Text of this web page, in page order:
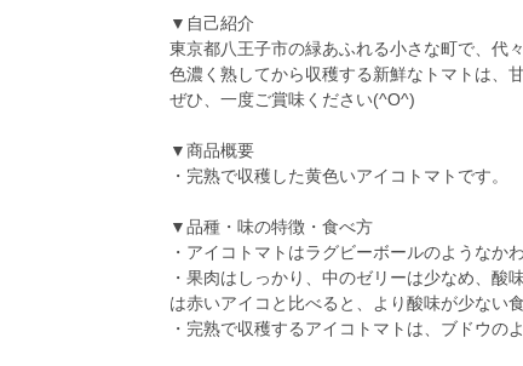
▼自己紹介
東京都八王子市の緑あふれる小さな町で、代
色濃く熟してから収穫する新鮮なトマトは、
ぜひ、一度ご賞味ください(^O^)
▼商品概要
・完熟で収穫した黄色いアイコトマトです。
▼品種・味の特徴・食べ方
・アイコトマトはラグビーボールのようなか
・果肉はしっかり、中のゼリーは少なめ、酸
は赤いアイコと比べると、より酸味が少ない食
・完熟で収穫するアイコトマトは、ブドウの